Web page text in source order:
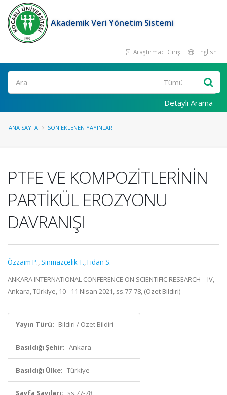
Akademik Veri Yönetim Sistemi
Araştırmacı Girişi English
Ara
Detaylı Arama
ANA SAYFA SON EKLENEN YAYINLAR
PTFE VE KOMPOZİTLERİNİN
PARTİKÜL EROZYONU
DAVRANIŞI
Özzaim P., Sınmazçelik T.,Fidan S.
ANKARA INTERNATIONAL CONFERENCE ON SCIENTIFIC RESEARCH – IV,
Ankara, Türkiye, 10 - 11 Nisan 2021, ss.77-78, (Özet Bildiri)
Yayın Türü: Bildiri / Özet Bildiri
Basıldığı Şehir: Ankara
Basıldığı Ülke: Türkiye
Sayfa Sayıları: ss.77-78